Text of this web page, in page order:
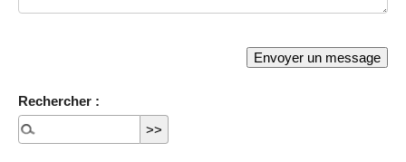
Rechercher :